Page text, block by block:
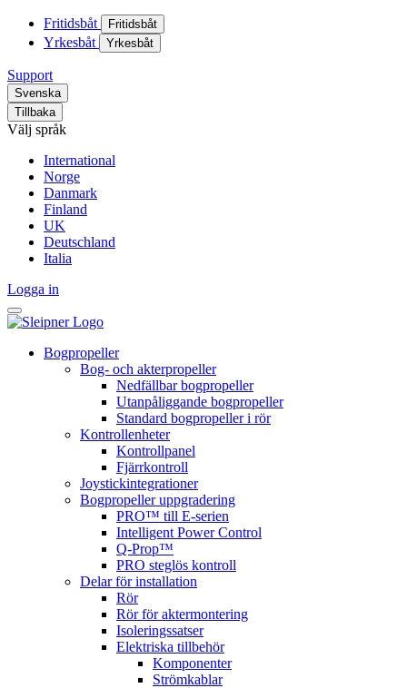
Fritidsbåt Fritidsbåt
Yrkesbåt Yrkesbåt
Support
Svenska
Tillbaka
Välj språk
International
Norge
Danmark
Finland
UK
Deutschland
Italia
Logga in
Bogpropeller
Bog- och akterpropeller
Nedfällbar bogpropeller
Utanpåliggande bogpropeller
Standard bogpropeller i rör
Kontrollenheter
Kontrollpanel
Fjärrkontroll
Joystickintegrationer
Bogpropeller uppgradering
PRO™ till E-serien
Intelligent Power Control
Q-Prop™
PRO steglös kontroll
Delar för installation
Rör
Rör för aktermontering
Isoleringssatser
Elektriska tillbehör
Komponenter
Strömkablar